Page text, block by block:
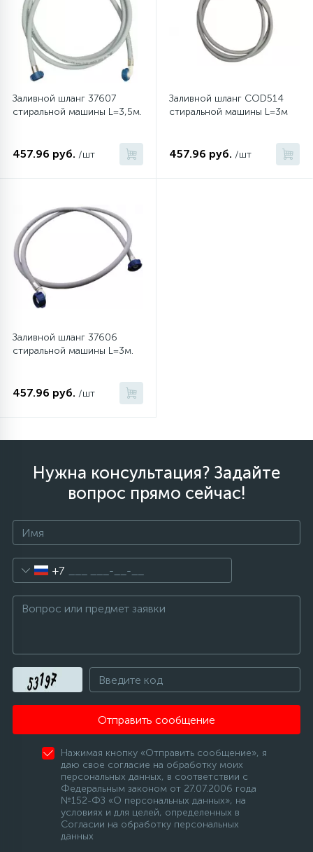
Шлейфы дверей
Фильтры для воды
Фильтры осушители
Фильтры разборные
Электрокомпоненты
Заливной шланг 37607
стиральной машины L=3,5м.
457.96 руб. /шт
Заливной шланг COD514
стиральной машины L=3м
457.96 руб. /шт
Заливной шланг 37606
стиральной машины L=3м.
457.96 руб. /шт
Нужна консультация? Задайте
вопрос прямо сейчас!
+7
Отправить сообщение
Нажимая кнопку «Отправить сообщение», я
даю свое согласие на обработку моих
персональных данных, в соответствии с
Федеральным законом от 27.07.2006 года
№152-ФЗ «О персональных данных», на
условиях и для целей, определенных в
Согласии на обработку персональных
данных